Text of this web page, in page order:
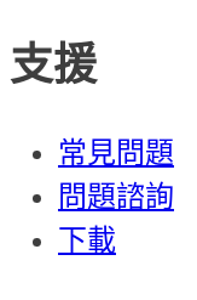
支援
常見問題
問題諮詢
下載